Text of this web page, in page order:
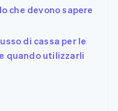
che devono sapere
di cassa per le
quando utilizzarli